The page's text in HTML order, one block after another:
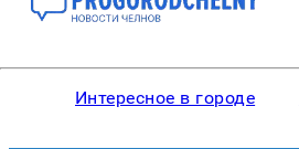
Интересное в городе